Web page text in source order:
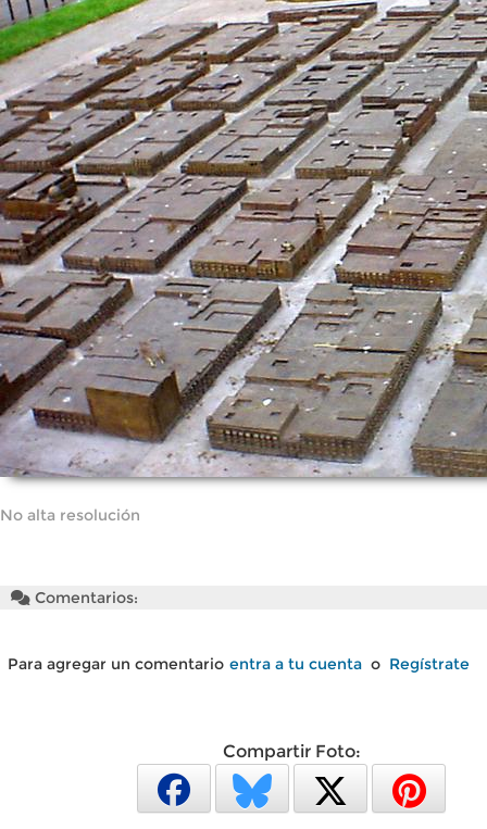
No alta resolución
Comentarios:
Para agregar un comentario entra a tu cuenta o Regístrate
Compartir Foto: